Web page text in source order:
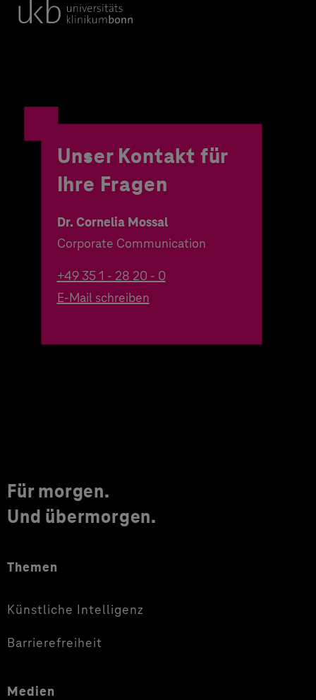
Unser Kontakt für
Ihre Fragen
Dr. Cornelia Mossal
Corporate Communication
+49 35 1 - 28 20 - 0
E-Mail schreiben
Für morgen.
Und übermorgen.
Themen
Künstliche Intelligenz
Barrierefreiheit
Medien